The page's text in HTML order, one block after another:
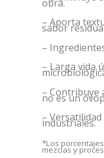
obra.
– Aporta
sabor
–
– Larga vida
– Contribuye
no es un
–
industriales.
*Los
mezclas y